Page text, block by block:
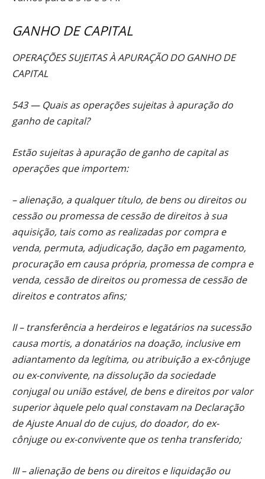
GANHO DE CAPITAL
OPERAÇÕES SUJEITAS À APURAÇÃO DO GANHO DE
CAPITAL
543 — Quais as operações sujeitas à apuração do
ganho de capital?
Estão sujeitas à apuração de ganho de capital as
operações que importem:
– alienação, a qualquer título, de bens ou direitos ou
cessão ou promessa de cessão de direitos à sua
aquisição, tais como as realizadas por compra e
venda, permuta, adjudicação, dação em pagamento,
procuração em causa própria, promessa de compra e
venda, cessão de direitos ou promessa de cessão de
direitos e contratos afins;
II – transferência a herdeiros e legatários na sucessão
causa mortis, a donatários na doação, inclusive em
adiantamento da legítima, ou atribuição a ex-cônjuge
ou ex-convivente, na dissolução da sociedade
conjugal ou união estável, de bens e direitos por valor
superior àquele pelo qual constavam na Declaração
de Ajuste Anual do de cujus, do doador, do ex-
cônjuge ou ex-convivente que os tenha transferido;
III – alienação de bens ou direitos e liquidação ou